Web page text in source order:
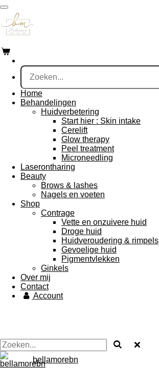
Ga
direct
naar
de
Home
Behandelingen
Huidverbetering
Start hier : Skin intake
Cerelift
Glow therapy
Peel treatment
Microneedling
Laserontharing
Beauty
Brows & lashes
Nagels en voeten
Shop
Contrage
Vette en onzuivere huid
Droge huid
Huidveroudering & rimpels
Gevoelige huid
Pigmentvlekken
Ginkels
Over mij
Contact
Account
bellamorebn